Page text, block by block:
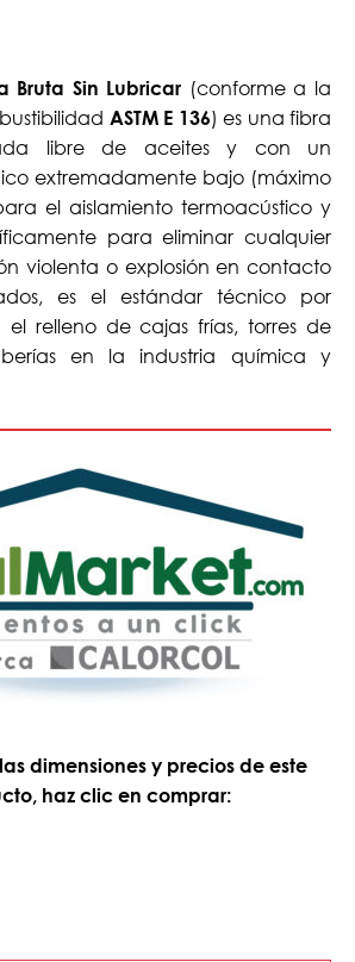
Bruta Sin Lubricar (conforme a la
ASTM E 136) es una fibra
libre de aceites y con un
extremadamente bajo (máximo
el aislamiento termoacústico y
para eliminar cualquier
violenta o explosión en contacto
es el estándar técnico por
relleno de cajas frías, torres de
en la industria química y
dimensiones y precios de este
haz clic en comprar: